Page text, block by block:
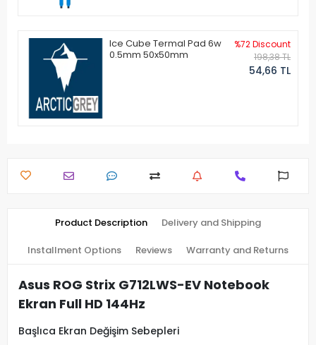
Ice Cube Termal Pad 6w
0.5mm 50x50mm
%72 Discount
198,38 TL
54,66 TL
Product Description Delivery and Shipping
Installment Options Reviews Warranty and Returns
Asus ROG Strix G712LWS-EV Notebook
Ekran Full HD 144Hz
Başlıca Ekran Değişim Sebepleri